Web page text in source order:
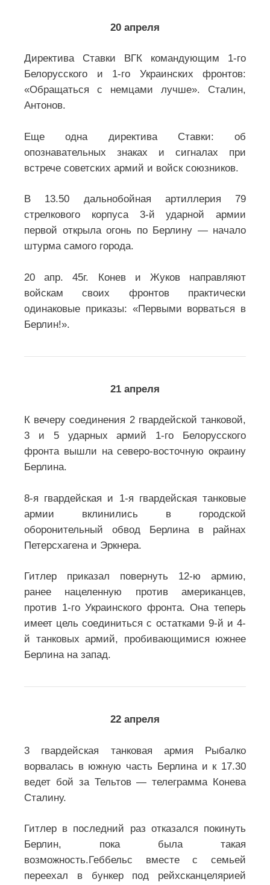
20 апреля
Директива Ставки ВГК командующим 1-го
Белорусского и 1-го Украинских фронтов:
«Обращаться с немцами лучше». Сталин,
Антонов.
Еще одна директива Ставки: об
опознавательных знаках и сигналах при
встрече советских армий и войск союзников.
В 13.50 дальнобойная артиллерия 79
стрелкового корпуса 3-й ударной армии
первой открыла огонь по Берлину — начало
штурма самого города.
20 апр. 45г. Конев и Жуков направляют
войскам своих фронтов практически
одинаковые приказы: «Первыми ворваться в
Берлин!».
21 апреля
К вечеру соединения 2 гвардейской танковой,
3 и 5 ударных армий 1-го Белорусского
фронта вышли на северо-восточную окраину
Берлина.
8-я гвардейская и 1-я гвардейская танковые
армии вклинились в городской
оборонительный обвод Берлина в райнах
Петерсхагена и Эркнера.
Гитлер приказал повернуть 12-ю армию,
ранее нацеленную против американцев,
против 1-го Украинского фронта. Она теперь
имеет цель соединиться с остатками 9-й и 4-
й танковых армий, пробивающимися южнее
Берлина на запад.
22 апреля
3 гвардейская танковая армия Рыбалко
ворвалась в южную часть Берлина и к 17.30
ведет бой за Тельтов — телеграмма Конева
Сталину.
Гитлер в последний раз отказался покинуть
Берлин, пока была такая
возможность.Геббельс вместе с семьей
переехал в бункер под рейхсканцелярией